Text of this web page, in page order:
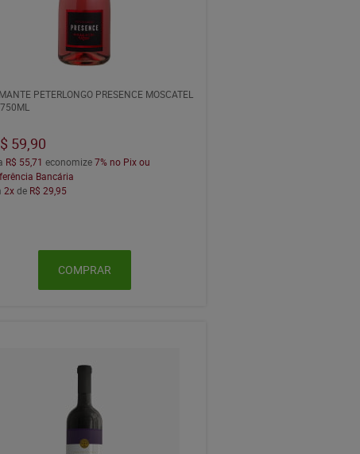
PETERLONGO PRESENCE MOSCATEL
750ML
59,90
R$ 55,71 economize7% no Pix ou
Bancária
2xde R$ 29,95
COMPRAR